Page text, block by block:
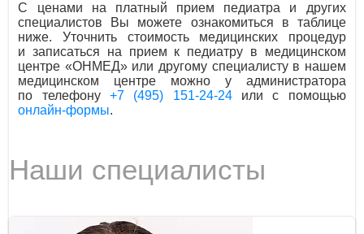
С ценами на платный прием педиатра и других
специалистов Вы можете ознакомиться в таблице
ниже. Уточнить стоимость медицинских процедур
и записаться на прием к педиатру в медицинском
центре «ОНМЕД» или другому специалисту в нашем
медицинском центре можно у администратора
по телефону+7 (495) 151-24-24или с помощью
онлайн-формы.
Наши специалисты